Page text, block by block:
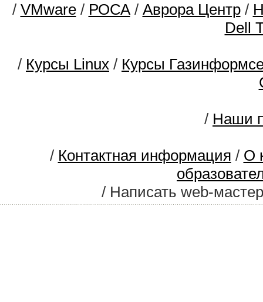
/ VMware/ РОСА/ Аврора Центр/
Dell
/ Курсы Linux / Курсы
/ Наши
/ Контактная информация / О
/ Написать web-